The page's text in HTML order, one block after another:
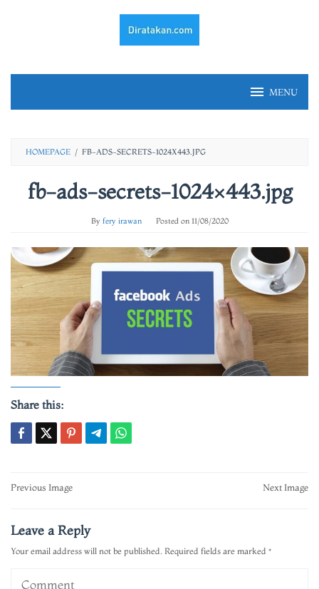
MENU
HOMEPAGE / FB-ADS-SECRETS-1024X443.JPG
fb-ads-secrets-1024×443.jpg
By fery irawan Posted on 11/08/2020
Share this:
Post
Previous Image Next Image
Leave a Reply
Your email address will not be published. Required fields are marked *